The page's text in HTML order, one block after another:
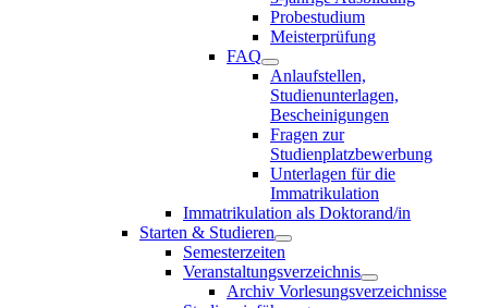
Probestudium
Meisterprüfung
FAQ
Anlaufstellen,
Studienunterlagen,
Bescheinigungen
Fragen zur
Studienplatzbewerbung
Unterlagen für die
Immatrikulation
Immatrikulation als Doktorand/in
Starten & Studieren
Semesterzeiten
Veranstaltungsverzeichnis
Archiv Vorlesungsverzeichnisse